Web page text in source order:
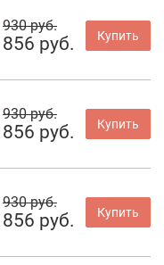
930 руб.
856 руб. Купить
930 руб.
856 руб. Купить
930 руб.
856 руб. Купить